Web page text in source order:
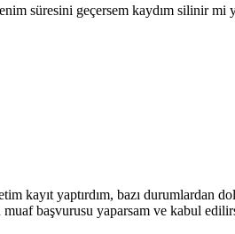
süresini geçersem kaydım silinir mi
kayıt yaptırdım, bazı durumlardan
başvurusu yaparsam ve kabul